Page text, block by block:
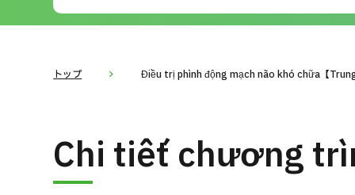
Quy trình khám chữa bệnh
Chương trình
Tìm theo bộ phận / bệnh
トップ Điều trị phình động mạch não khó chữa【
Chi tiết chương